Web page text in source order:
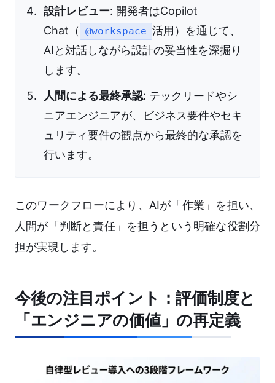
設計レビュー: 開発者はCopilot
Chat（
@workspace 活用）を通じて、
AIと対話しながら設計の妥当性を深掘り
します。
人間による最終承認: テックリードやシ
ニアエンジニアが、ビジネス要件やセキ
ュリティ要件の観点から最終的な承認を
行います。
このワークフローにより、AIが「作業」を担い、
人間が「判断と責任」を担うという明確な役割分
担が実現します。
今後の注目ポイント：評価制度と
「エンジニアの価値」の再定義